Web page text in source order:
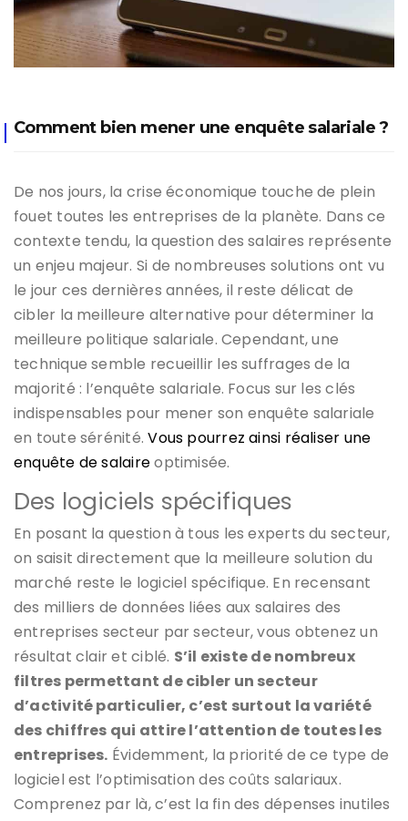
Comment bien mener une enquête salariale ?
De nos jours, la crise économique touche de plein
fouet toutes les entreprises de la planète. Dans ce
contexte tendu, la question des salaires représente
un enjeu majeur. Si de nombreuses solutions ont vu
le jour ces dernières années, il reste délicat de
cibler la meilleure alternative pour déterminer la
meilleure politique salariale. Cependant, une
technique semble recueillir les suffrages de la
majorité : l’enquête salariale. Focus sur les clés
indispensables pour mener son enquête salariale
en toute sérénité.Vous pourrez ainsi réaliser une
enquête de salaireoptimisée.
Des logiciels spécifiques
En posant la question à tous les experts du secteur,
on saisit directement que la meilleure solution du
marché reste le logiciel spécifique. En recensant
des milliers de données liées aux salaires des
entreprises secteur par secteur, vous obtenez un
résultat clair et ciblé. S’il existe de nombreux
filtres permettant de cibler un secteur
d’activité particulier, c’est surtout la variété
des chiffres qui attire l’attention de toutes les
entreprises. Évidemment, la priorité de ce type de
logiciel est l’optimisation des coûts salariaux.
Comprenez par là, c’est la fin des dépenses inutiles